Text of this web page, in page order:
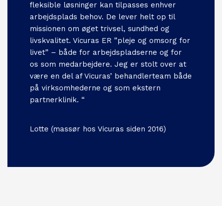
fleksible løsninger kan tilpasses enhver
arbejdsplads behov. De lever helt op til
missionen om øget trivsel, sundhed og
livskvalitet. Vicuras ER ”pleje og omsorg for
livet” – både for arbejdspladserne og for
os som medarbejdere. Jeg er stolt over at
være en del af Vicuras’ behandlerteam både
på virksomhederne og som ekstern
partnerklinik. “
Lotte (massør hos Vicuras siden 2016)